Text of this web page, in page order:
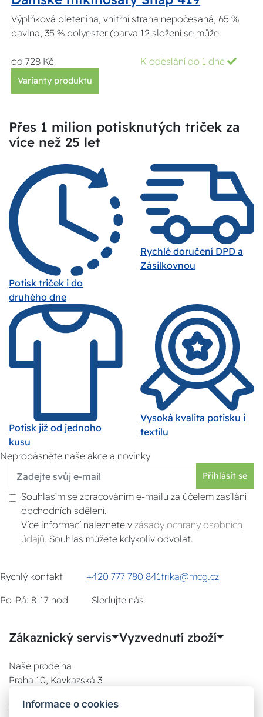
Výplňková pletenina, vnitřní strana nepočesaná, 65 %
bavlna, 35 % polyester (barva 12 složení se může
od 728 Kč K odeslání do 1 dne
Varianty produktu
Přes 1 milion potisknutých triček za
více než 25 let
Potisk triček i do
druhého dne
Rychlé doručení DPD a
Zásilkovnou
Potisk již od jednoho
kusu
Vysoká kvalita potisku i
textilu
Nepropásněte naše akce a novinky
Přihlásit se
Souhlasím se zpracováním e-mailu za účelem zasílání
obchodních sdělení.
Více informací naleznete v zásady ochrany osobních
údajů . Souhlas můžete kdykoliv odvolat.
Rychlý kontakt +420 777 780 841trika@mcg.cz
Po-Pá: 8-17 hod
Sledujte nás
Zákaznický servis Vyzvednutí zboží
Naše prodejna
Praha 10, Kavkazská 3
777 780 841
Informace o cookies